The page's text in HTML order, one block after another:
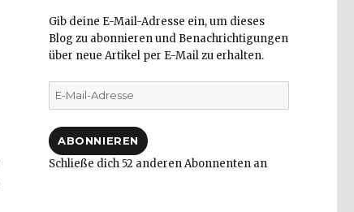
Gib deine E-Mail-Adresse ein, um dieses
Blog zu abonnieren und Benachrichtigungen
über neue Artikel per E-Mail zu erhalten.
E-
Mail-
ABONNIEREN
Schließe dich 52 anderen Abonnenten an